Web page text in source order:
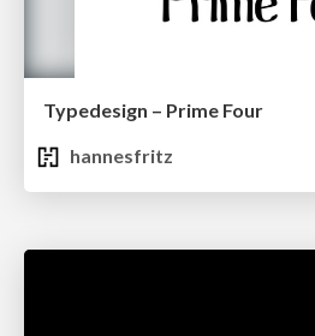
Typedesign – Prime Four
hannesfritz